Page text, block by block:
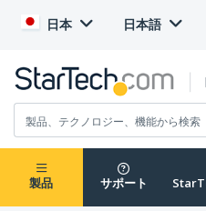
日本 日本語
製品 サポート